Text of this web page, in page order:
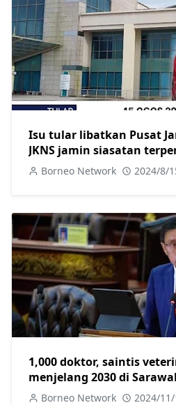
Isu tular libatkan Pusat
JKNS jamin siasatan
Borneo Network 2024/8/
1,000 doktor, saintis
menjelang 2030 di
Borneo Network 2024/